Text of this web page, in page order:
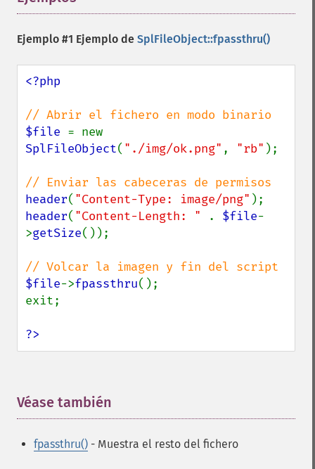
Ejemplo #1 Ejemplo de SplFileObject::fpassthru()
<?php
$file
SplFileObject( "./img/ok.png" , "rb" );
header( "Content-Type: image/png"
header( "Content-Length: " . $file-
>getSize());
$file->fpassthru();
exit;
?>
Véase también
fpassthru() - Muestra el resto del fichero